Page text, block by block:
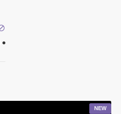
NEW